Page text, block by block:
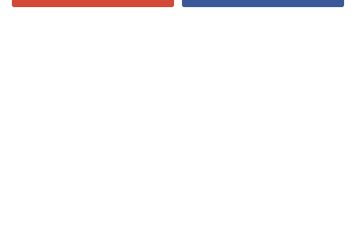
Login with Google Login with Facebook